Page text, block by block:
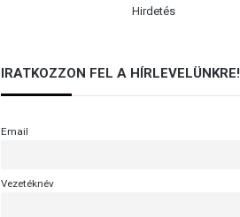
Hirdetés
IRATKOZZON FEL A HÍRLEVELÜNKRE!
Email
Vezetéknév